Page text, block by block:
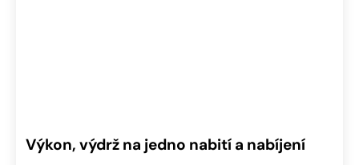
Výkon, výdrž na jedno nabití a nabíjení